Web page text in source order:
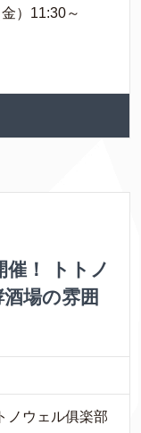
）11:30～
催！ トトノ
場の雰囲
ノウェル俱楽部